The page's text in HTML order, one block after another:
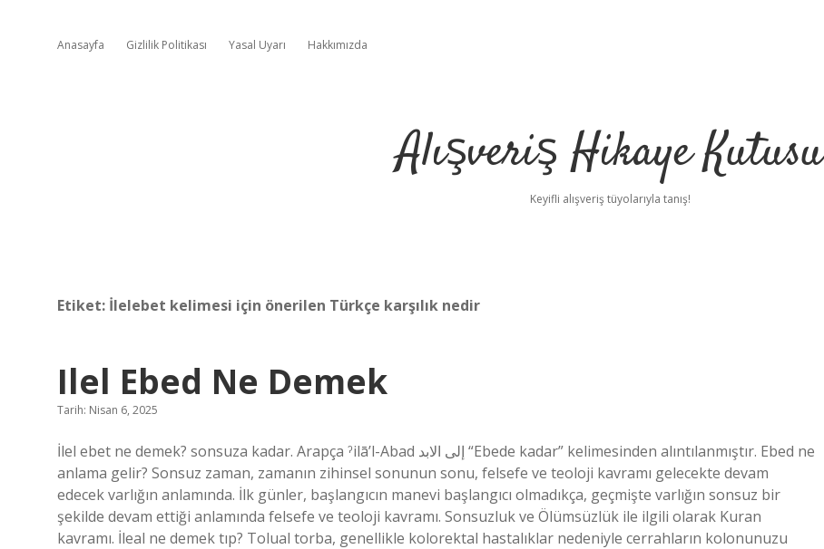
Anasayfa Gizlilik Politikası Yasal Uyarı Hakkımızda
Alışveriş Hikaye Kutusu
Keyifli alışveriş tüyolarıyla tanış!
Etiket: İlelebet kelimesi için önerilen Türkçe karşılık nedir
Ilel Ebed Ne Demek
Tarih: Nisan 6, 2025
İlel ebet ne demek? sonsuza kadar. Arapça ˀilā’l-Abad إلى الابد “Ebede kadar” kelimesinden alıntılanmıştır. Ebed ne
anlama gelir? Sonsuz zaman, zamanın zihinsel sonunun sonu, felsefe ve teoloji kavramı gelecekte devam
edecek varlığın anlamında. İlk günler, başlangıcın manevi başlangıcı olmadıkça, geçmişte varlığın sonsuz bir
şekilde devam ettiği anlamında felsefe ve teoloji kavramı. Sonsuzluk ve Ölümsüzlük ile ilgili olarak Kuran
kavramı. İleal ne demek tıp? Tolual torba, genellikle kolorektal hastalıklar nedeniyle cerrahların kolonunuzu